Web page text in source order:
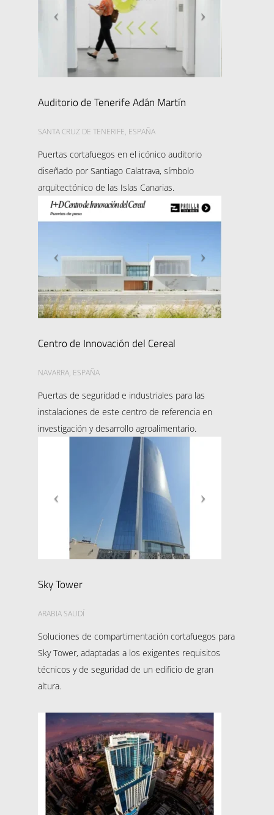
Auditorio de Tenerife Adán Martín
SANTA CRUZ DE TENERIFE, ESPAÑA
Puertas cortafuegos en el icónico auditorio
diseñado por Santiago Calatrava, símbolo
arquitectónico de las Islas Canarias.
Centro de Innovación del Cereal
NAVARRA, ESPAÑA
Puertas de seguridad e industriales para las
instalaciones de este centro de referencia en
investigación y desarrollo agroalimentario.
Sky Tower
ARABIA SAUDÍ
Soluciones de compartimentación cortafuegos para
Sky Tower, adaptadas a los exigentes requisitos
técnicos y de seguridad de un edificio de gran
altura.